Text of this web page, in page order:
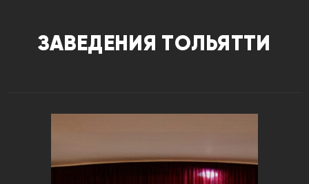
ЗАВЕДЕНИЯ ТОЛЬЯТТИ